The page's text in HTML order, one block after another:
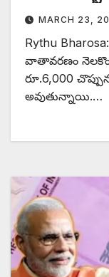
MARCH 23,
Rythu
వాతావరణం
రూ.6,000
అవుతున్నాయి.…